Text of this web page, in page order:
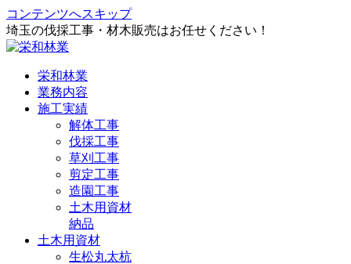
コンテンツへスキップ
埼玉の伐採工事・材木販売はお任せください！
栄和林業
業務内容
施工実績
解体工事
伐採工事
草刈工事
剪定工事
造園工事
土木用資材
納品
土木用資材
生松丸太杭